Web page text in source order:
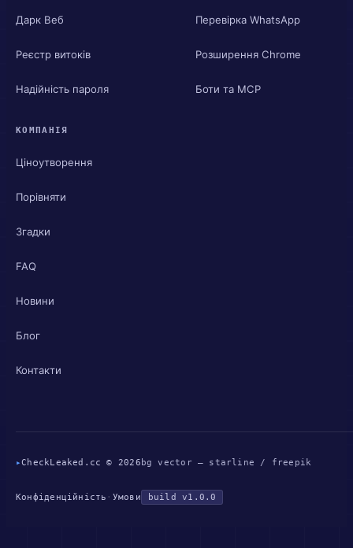
Дарк Веб
Реєстр витоків
Надійність пароля
Перевірка WhatsApp
Розширення Chrome
Боти та MCP
КОМПАНІЯ
Ціноутворення
Порівняти
Згадки
FAQ
Новини
Блог
Контакти
▸CheckLeaked.cc © 2026 bg vector — starline / freepik
Конфіденційність · Умови build v1.0.0